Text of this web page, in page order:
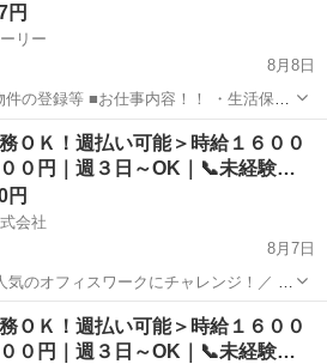
円
リー
8月8日
容！！ ・生活保護
などの通信費上限 20000円 交通費上
限 20000円まで支給可能。 ・福岡市南区に寮（GH）完備です...
生活保護
ＯＫ！週払い可能＞時給１６００
０円｜週３日～OK｜📞未経験…
円
会社
8月7日
のオフィスワークにチャレンジ！／ ＼
い可能！／ ＼週3日から勤務OK！最短
カスタマー
ＯＫ！週払い可能＞時給１６００
０円｜週３日～OK｜📞未経験…